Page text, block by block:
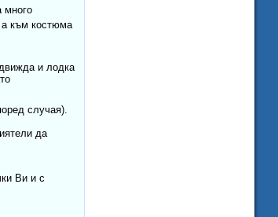
много
а към костюма
и лодка
случая).
да
Ви и с